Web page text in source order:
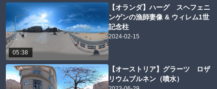
05:38
【オランダ】ハーグ スヘフェニ
ンゲンの漁師妻像 & ウィレム1世
記念柱
2024-02-15
【オーストリア】グラーツ ロザ
リウムブルネン（噴水）